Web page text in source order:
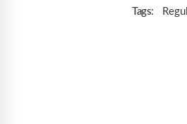
Tags: